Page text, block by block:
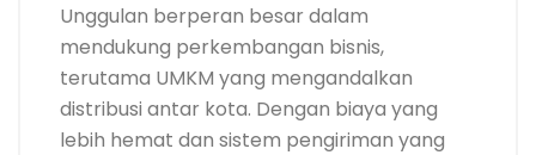
Unggulan berperan besar dalam
mendukung perkembangan bisnis,
terutama UMKM yang mengandalkan
distribusi antar kota. Dengan biaya yang
lebih hemat dan sistem pengiriman yang